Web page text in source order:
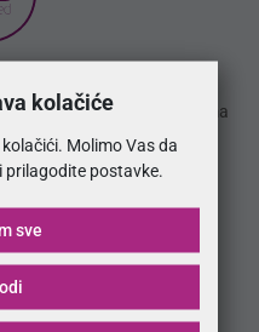
kriterije upotrebe prema
1725:2001
kolačiće
Molimo Vas da
prilagodite postavke.
sve